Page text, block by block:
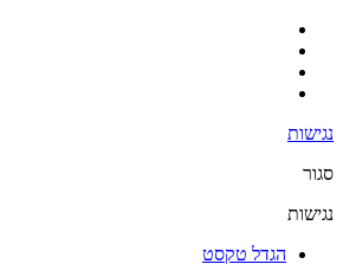
נגישות
סגור
נגישות
הגדל טקסט